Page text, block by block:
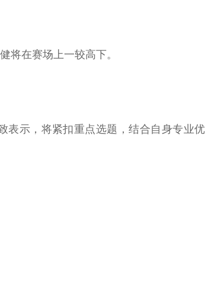
将在赛场上一较高下。
表示，将紧扣重点选题，结合自身专业优